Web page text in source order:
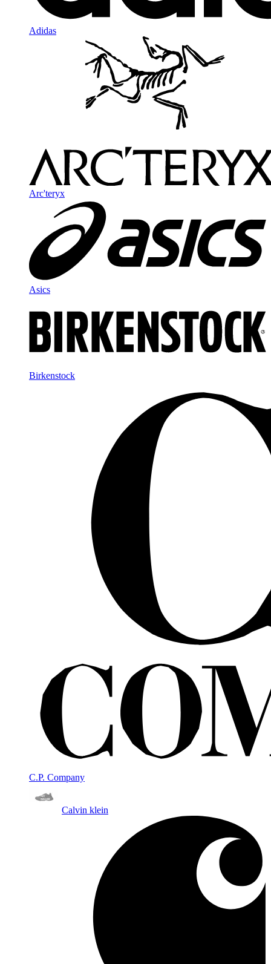
Adidas
Arc'teryx
Asics
Birkenstock
C.P. Company
Calvin klein